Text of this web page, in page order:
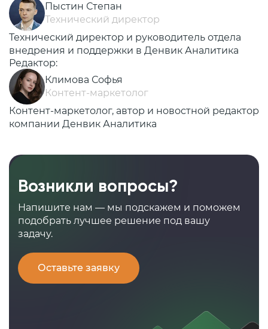
Пыстин Степан
Технический директор
Технический директор и руководитель отдела
внедрения и поддержки в Денвик Аналитика
Редактор:
Климова Софья
Контент-маркетолог
Контент-маркетолог, автор и новостной редактор
компании Денвик Аналитика
Возникли вопросы?
Напишите нам — мы подскажем и поможем
подобрать лучшее решение под вашу
задачу.
Оставьте заявку